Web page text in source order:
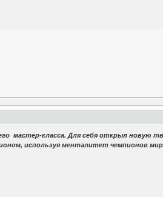
класса. Для себя открыл новую
используя менталитет чемпионов